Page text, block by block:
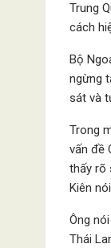
Trung
cách
Bộ
ngừng
sát và
Trong
vấn đề
thấy rõ
Kiên
Ông
Thái